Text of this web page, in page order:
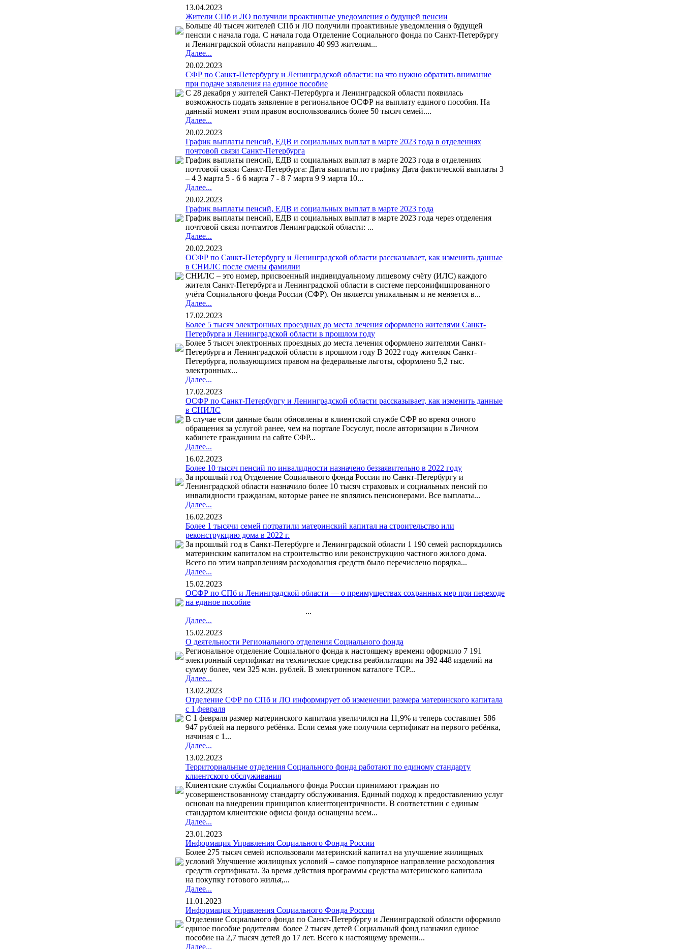
13.04.2023
Жители СПб и ЛО получили проактивные уведомления о будущей пенсии
Больше 40 тысяч жителей СПб и ЛО получили проактивные уведомления о будущей
пенсии с начала года. С начала года Отделение Социального фонда по Санкт-Петербургу
и Ленинградской области направило 40 993 жителям...
Далее...
20.02.2023
СФР по Санкт-Петербургу и Ленинградской области: на что нужно обратить внимание
при подаче заявления на единое пособие
С 28 декабря у жителей Санкт-Петербурга и Ленинградской области появилась
возможность подать заявление в региональное ОСФР на выплату единого пособия. На
данный момент этим правом воспользовались более 50 тысяч семей....
Далее...
20.02.2023
График выплаты пенсий, ЕДВ и социальных выплат в марте 2023 года в отделениях
почтовой связи Санкт-Петербурга
График выплаты пенсий, ЕДВ и социальных выплат в марте 2023 года в отделениях
почтовой связи Санкт-Петербурга: Дата выплаты по графику Дата фактической выплаты 3
– 4 3 марта 5 - 6 6 марта 7 - 8 7 марта 9 9 марта 10...
Далее...
20.02.2023
График выплаты пенсий, ЕДВ и социальных выплат в марте 2023 года
График выплаты пенсий, ЕДВ и социальных выплат в марте 2023 года через отделения
почтовой связи почтамтов Ленинградской области: ...
Далее...
20.02.2023
ОСФР по Санкт-Петербургу и Ленинградской области рассказывает, как изменить данные
в СНИЛС после смены фамилии
СНИЛС – это номер, присвоенный индивидуальному лицевому счёту (ИЛС) каждого
жителя Санкт-Петербурга и Ленинградской области в системе персонифицированного
учёта Социального фонда России (СФР). Он является уникальным и не меняется в...
Далее...
17.02.2023
Более 5 тысяч электронных проездных до места лечения оформлено жителями Санкт-
Петербурга и Ленинградской области в прошлом году
Более 5 тысяч электронных проездных до места лечения оформлено жителями Санкт-
Петербурга и Ленинградской области в прошлом году В 2022 году жителям Санкт-
Петербурга, пользующимся правом на федеральные льготы, оформлено 5,2 тыс.
электронных...
Далее...
17.02.2023
ОСФР по Санкт-Петербургу и Ленинградской области рассказывает, как изменить данные
в СНИЛС
В случае если данные были обновлены в клиентской службе СФР во время очного
обращения за услугой ранее, чем на портале Госуслуг, после авторизации в Личном
кабинете гражданина на сайте СФР...
Далее...
16.02.2023
Более 10 тысяч пенсий по инвалидности назначено беззаявительно в 2022 году
За прошлый год Отделение Социального фонда России по Санкт-Петербургу и
Ленинградской области назначило более 10 тысяч страховых и социальных пенсий по
инвалидности гражданам, которые ранее не являлись пенсионерами. Все выплаты...
Далее...
16.02.2023
Более 1 тысячи семей потратили материнский капитал на строительство или
реконструкцию дома в 2022 г.
За прошлый год в Санкт-Петербурге и Ленинградской области 1 190 семей распорядились
материнским капиталом на строительство или реконструкцию частного жилого дома.
Всего по этим направлениям расходования средств было перечислено порядка...
Далее...
15.02.2023
ОСФР по СПб и Ленинградской области — о преимуществах сохранных мер при переходе
на единое пособие
...
Далее...
15.02.2023
О деятельности Регионального отделения Социального фонда
Региональное отделение Социального фонда к настоящему времени оформило 7 191
электронный сертификат на технические средства реабилитации на 392 448 изделий на
сумму более, чем 325 млн. рублей. В электронном каталоге ТСР...
Далее...
13.02.2023
Отделение СФР по СПб и ЛО информирует об изменении размера материнского капитала
с 1 февраля
С 1 февраля размер материнского капитала увеличился на 11,9% и теперь составляет 586
947 рублей на первого ребёнка. Если семья уже получила сертификат на первого ребёнка,
начиная с 1...
Далее...
13.02.2023
Территориальные отделения Социального фонда работают по единому стандарту
клиентского обслуживания
Клиентские службы Социального фонда России принимают граждан по
усовершенствованному стандарту обслуживания. Единый подход к предоставлению услуг
основан на внедрении принципов клиентоцентричности. В соответствии с единым
стандартом клиентские офисы фонда оснащены всем...
Далее...
23.01.2023
Информация Управления Социального Фонда России
Более 275 тысяч семей использовали материнский капитал на улучшение жилищных
условий Улучшение жилищных условий – самое популярное направление расходования
средств сертификата. За время действия программы средства материнского капитала
на покупку готового жилья,...
Далее...
11.01.2023
Информация Управления Социального Фонда России
Отделение Социального фонда по Санкт-Петербургу и Ленинградской области оформило
единое пособие родителям более 2 тысяч детей Социальный фонд назначил единое
пособие на 2,7 тысяч детей до 17 лет. Всего к настоящему времени...
Далее...